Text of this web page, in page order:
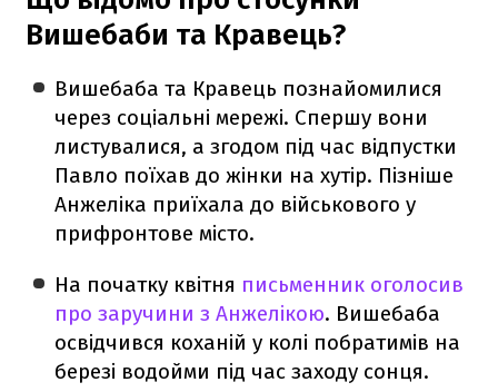
Вишебаби та Кравець?
Вишебаба та Кравець познайомилися
через соціальні мережі. Спершу вони
листувалися, а згодом під час відпустки
Павло поїхав до жінки на хутір. Пізніше
Анжеліка приїхала до військового у
прифронтове місто.
На початку квітня письменник оголосив
про заручини з Анжелікою. Вишебаба
освідчився коханій у колі побратимів на
березі водойми під час заходу сонця.